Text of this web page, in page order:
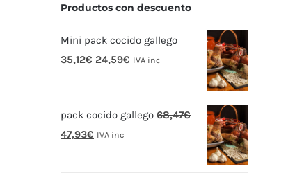
Productos con descuento
Mini pack cocido gallego
35,12€ El
era:
35,12€.
24,59€ El
es:
IVA inc
pack cocido gallego 68,47€
El
47,93€ El
IVA inc